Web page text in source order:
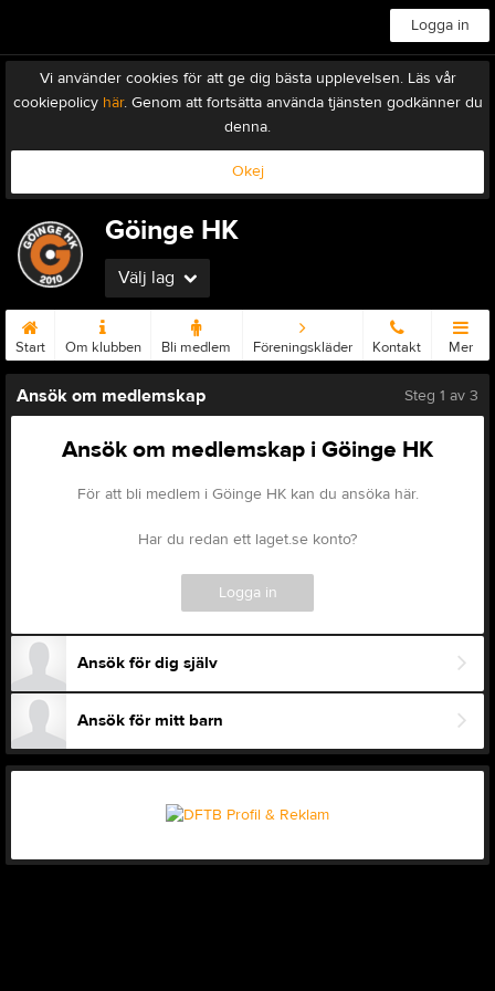
Logga in
Vi använder cookies för att ge dig bästa upplevelsen. Läs vår
cookiepolicy här. Genom att fortsätta använda tjänsten godkänner du
denna.
Okej
Göinge HK
Välj lag
Start Om klubben Bli medlem Föreningskläder Kontakt Mer
Ansök om medlemskap Steg 1 av 3
Ansök om medlemskap i Göinge HK
För att bli medlem i Göinge HK kan du ansöka här.
Har du redan ett laget.se konto?
Logga in
Ansök för dig själv
Ansök för mitt barn